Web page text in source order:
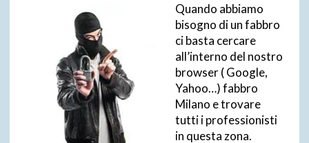
Quando abbiamo
bisogno di un fabbro
ci basta cercare
all’interno del nostro
browser ( Google,
Yahoo…) fabbro
Milano e trovare
tutti i professionisti
in questa zona.